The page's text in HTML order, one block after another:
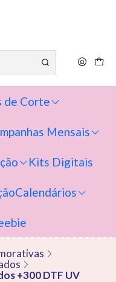
de Corte
Mensais
Kits Digitais
Calendários
+300 DTF UV